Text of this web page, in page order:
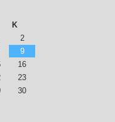
Κ
2
9
16
23
30